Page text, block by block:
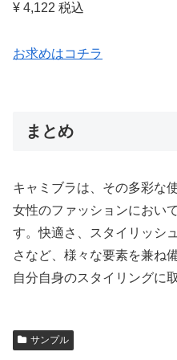
¥ 4,122 税込
お求めはコチラ
まとめ
キャミブラは、その多彩な
女性のファッションにおい
す。快適さ、スタイリッシ
さなど、様々な要素を兼ね
自分自身のスタイリングに
サンプル